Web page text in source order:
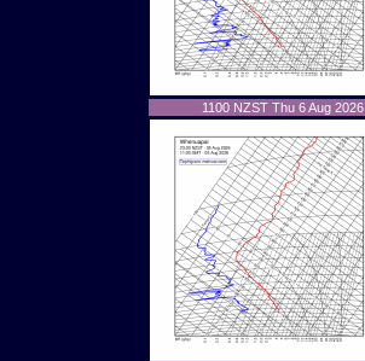
1100 NZST Thu 6 Aug 2026